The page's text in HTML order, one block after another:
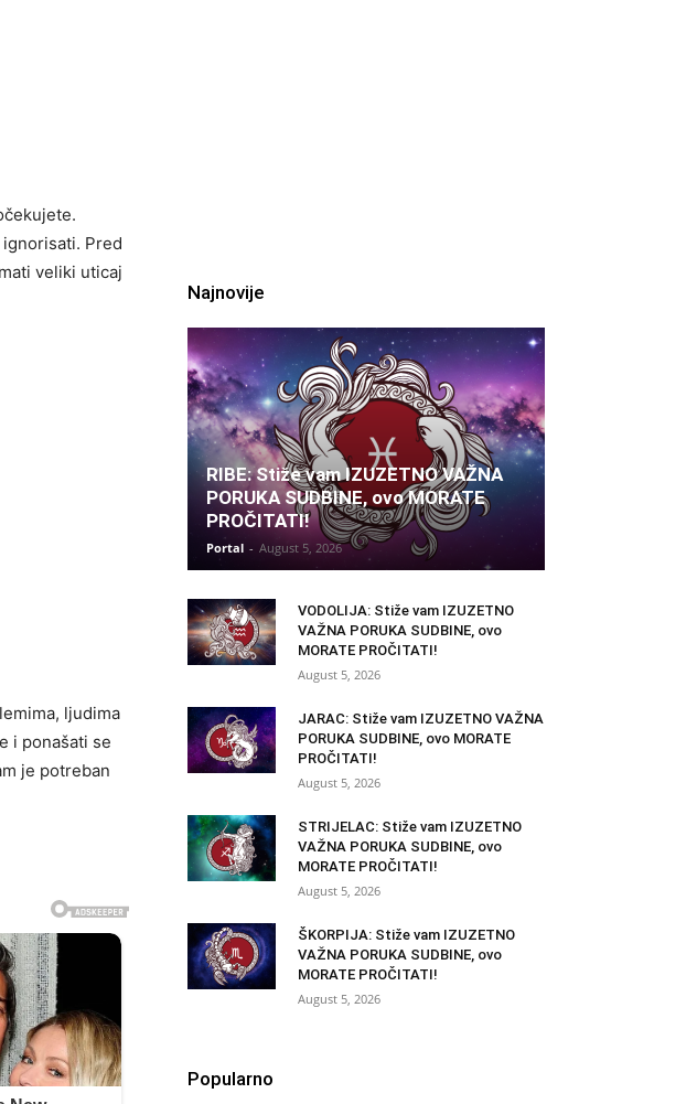
Pred
veliki uticaj
ljudima
i ponašati se
je potreban
Najnovije
RIBE: Stiže vam IZUZETNO VAŽNA
PORUKA SUDBINE, ovo MORATE
PROČITATI!
Portal - August 5, 2026
VODOLIJA: Stiže vam IZUZETNO
VAŽNA PORUKA SUDBINE, ovo
MORATE PROČITATI!
August 5, 2026
JARAC: Stiže vam IZUZETNO VAŽNA
PORUKA SUDBINE, ovo MORATE
PROČITATI!
August 5, 2026
STRIJELAC: Stiže vam IZUZETNO
VAŽNA PORUKA SUDBINE, ovo
MORATE PROČITATI!
August 5, 2026
ŠKORPIJA: Stiže vam IZUZETNO
VAŽNA PORUKA SUDBINE, ovo
MORATE PROČITATI!
August 5, 2026
Popularno